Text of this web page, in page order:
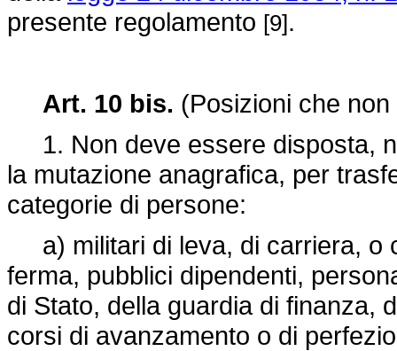
presente regolamento [9].
Art. 10 bis. (Posizioni che
1. Non deve essere disposta,
la mutazione anagrafica, per
categorie di persone:
a) militari di leva, di carriera, o
ferma, pubblici dipendenti,
di Stato, della guardia di finanza,
corsi di avanzamento o di